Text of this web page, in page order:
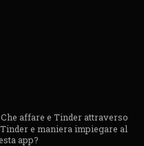
Che affare e Tinder attraverso
e maniera impiegare al
app?